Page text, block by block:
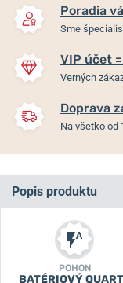
Poradia
Sme
VIP účet
Verných
Doprava
Na všetko od
Popis produktu
POHON
BATÉRIOVÝ